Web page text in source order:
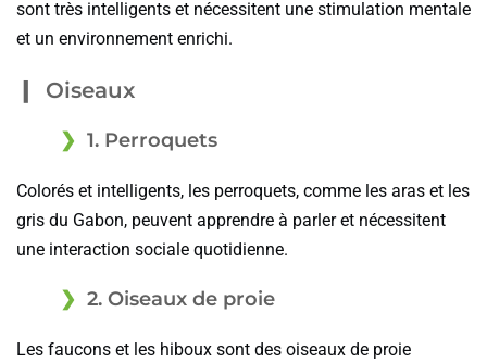
sont très intelligents et nécessitent une stimulation mentale
et un environnement enrichi.
Oiseaux
1. Perroquets
Colorés et intelligents, les perroquets, comme les aras et les
gris du Gabon, peuvent apprendre à parler et nécessitent
une interaction sociale quotidienne.
2. Oiseaux de proie
Les faucons et les hiboux sont des oiseaux de proie